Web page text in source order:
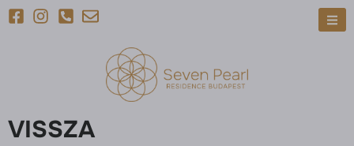
VISSZA